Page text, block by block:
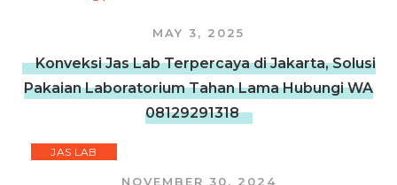
MAY 3, 2025
Konveksi Jas Lab Terpercaya di Jakarta, Solusi
Pakaian Laboratorium Tahan Lama Hubungi WA
08129291318
JAS LAB
NOVEMBER 30, 2024